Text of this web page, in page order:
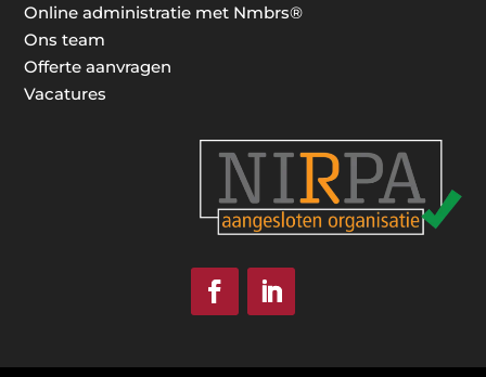
Online administratie met Nmbrs®
Ons team
Offerte aanvragen
Vacatures